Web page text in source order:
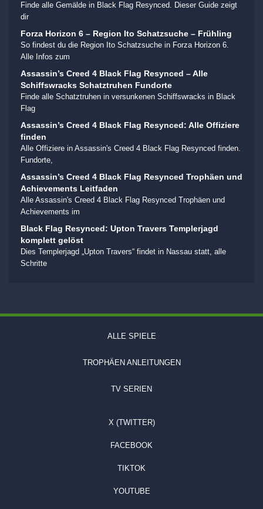
Finde alle Gemälde in Black Flag Resynced. Dieser Guide zeigt
dir
Forza Horizon 6 – Region Ito Schatzsuche – Frühling
So findest du die Region Ito Schatzsuche in Forza Horizon 6.
Alle Infos zum
Assassin’s Creed 4 Black Flag Resynced – Alle
Schiffswracks Schatztruhen Fundorte
Finde alle Schatztruhen in versunkenen Schiffswracks in Black
Flag
Assassin’s Creed 4 Black Flag Resynced: Alle Offiziere
finden
Alle Offiziere in Assassin's Creed 4 Black Flag Resynced finden.
Fundorte,
Assassin’s Creed 4 Black Flag Resynced Trophäen und
Achievements Leitfaden
Alle Assassin's Creed 4 Black Flag Resynced Trophäen und
Achievements im
Black Flag Resynced: Upton Travers Templerjagd
komplett gelöst
Dies Templerjagd „Upton Travers“ findet in Nassau statt, alle
Schritte
ALLE SPIELE
TROPHÄEN ANLEITUNGEN
TV SERIEN
X (TWITTER)
FACEBOOK
TIKTOK
YOUTUBE